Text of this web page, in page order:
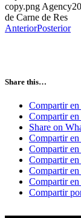
copy.png Agency
de Carne de Res
AnteriorPosterior
Share this…
Compartir
Compartir
Share on
Compartir en
Compartir
Compartir
Compartir
Compartir
Compartir